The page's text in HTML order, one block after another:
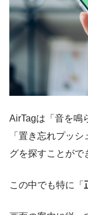
AirTagは「音を鳴
「置き忘れプッ
グを探すことがで
この中でも特に「